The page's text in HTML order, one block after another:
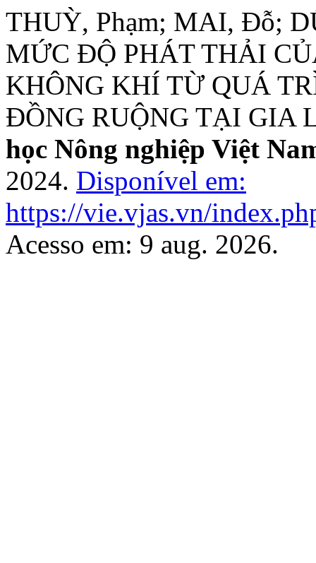
THUỲ, Phạm; MAI, Đỗ;
MỨC ĐỘ PHÁT THẢI
KHÔNG KHÍ TỪ QUÁ
ĐỒNG RUỘNG TẠI GIA
học Nông nghiệp Việt
2024. Disponível em:
https://vie.vjas.vn/
Acesso em: 9 aug. 2026.